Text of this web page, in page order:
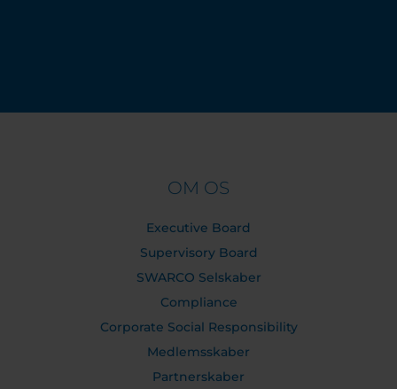
OM OS
Executive Board
Supervisory Board
SWARCO Selskaber
Compliance
Corporate Social Responsibility
Medlemsskaber
Partnerskaber